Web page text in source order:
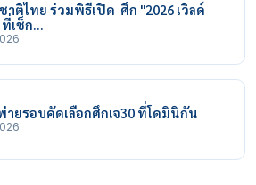
าติไทย ร่วมพิธีเปิด ศึก "2026 เวิลด์
เช็ก…
ายรอบคัดเลือกศึกเจ30 ที่โดมินิกัน